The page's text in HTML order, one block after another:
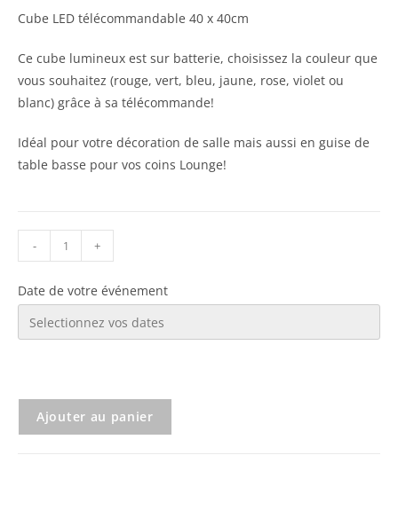
Cube LED télécommandable 40 x 40cm
Ce cube lumineux est sur batterie, choisissez la couleur que
vous souhaitez (rouge, vert, bleu, jaune, rose, violet ou
blanc) grâce à sa télécommande!
Idéal pour votre décoration de salle mais aussi en guise de
table basse pour vos coins Lounge!
- +
Date de votre événement
Ajouter au panier